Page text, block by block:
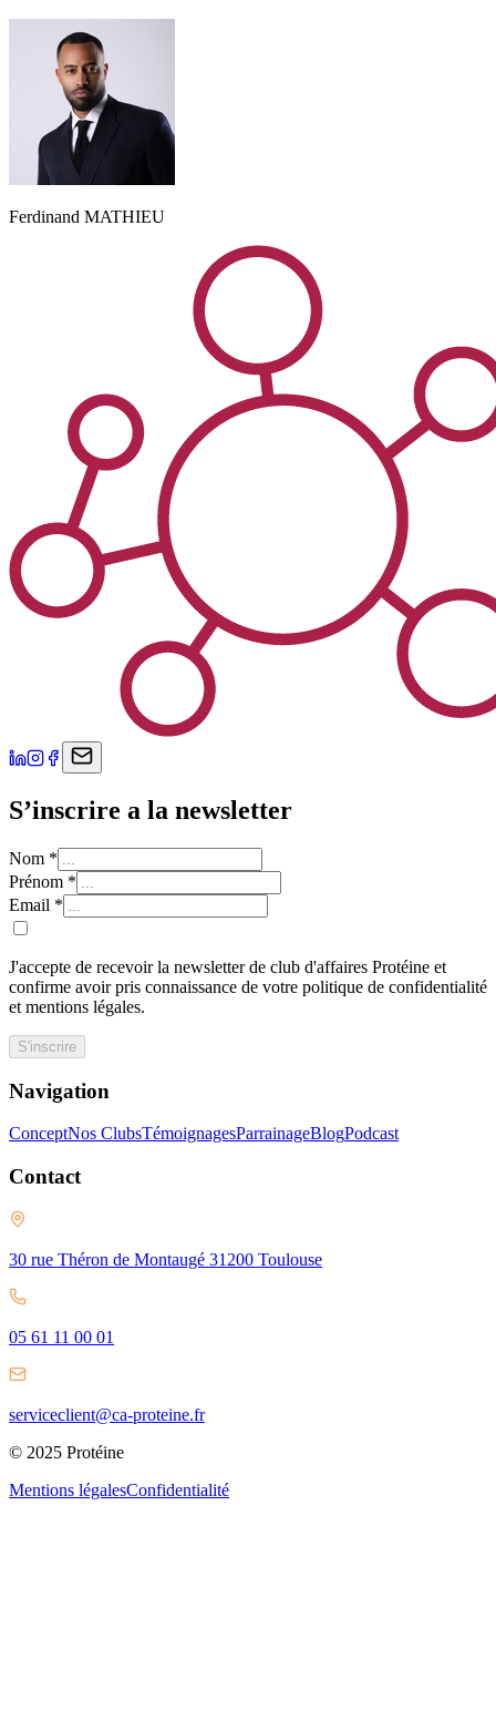
Ferdinand MATHIEU
S’inscrire a la newsletter
Nom *
Prénom *
Email *
J'accepte de recevoir la newsletter de club d'affaires Protéine et
confirme avoir pris connaissance de votre politique de confidentialité
et mentions légales.
S'inscrire
Navigation
ConceptNos ClubsTémoignagesParrainageBlogPodcast
Contact
30 rue Théron de Montaugé 31200 Toulouse
05 61 11 00 01
serviceclient@ca-proteine.fr
© 2025 Protéine
Mentions légalesConfidentialité